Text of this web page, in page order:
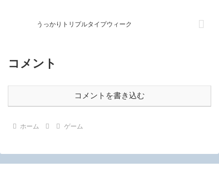
うっかりトリプルタイプウィーク
コメント
コメントを書き込む
ホーム ゲーム